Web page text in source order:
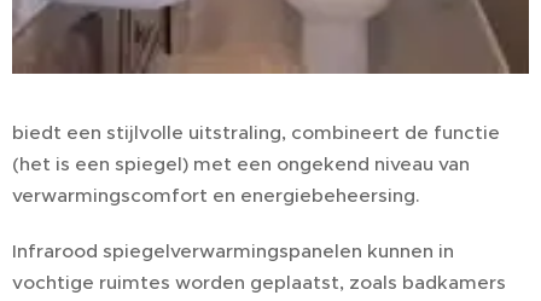
biedt een stijlvolle uitstraling, combineert de functie
(het is een spiegel) met een ongekend niveau van
verwarmingscomfort en energiebeheersing.
Infrarood spiegelverwarmingspanelen kunnen in
vochtige ruimtes worden geplaatst, zoals badkamers